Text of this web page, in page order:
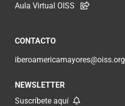
Aula Virtual OISS
CONTACTO
iberoamericamayores@oiss.org
NEWSLETTER
Suscríbete aquí